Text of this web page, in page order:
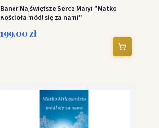
Baner Najświętsze Serce Maryi "Matko
Kościoła módl się za nami"
199,00 zł